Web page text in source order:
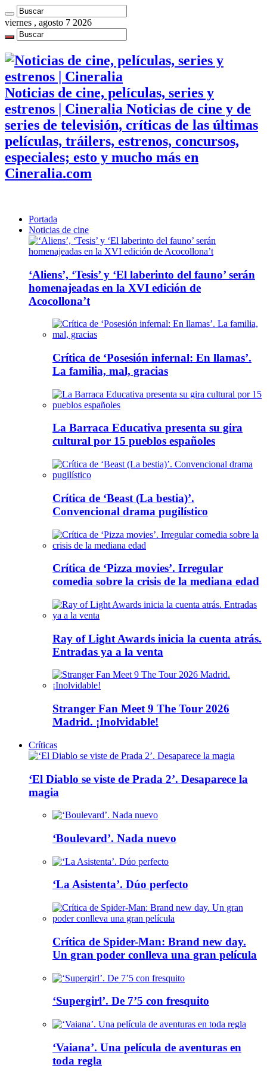
viernes , agosto 7 2026
Noticias de cine, películas, series y
estrenos | Cineralia Noticias de cine y de
series de televisión, críticas de las últimas
películas, tráilers, estrenos, concursos,
especiales; esto y mucho más en
Cineralia.com
Portada
Noticias de cine
‘Aliens’, ‘Tesis’ y ‘El laberinto del fauno’ serán
homenajeadas en la XVI edición de
Acocollona’t
Crítica de ‘Posesión infernal: En llamas’.
La familia, mal, gracias
La Barraca Educativa presenta su gira
cultural por 15 pueblos españoles
Crítica de ‘Beast (La bestia)’.
Convencional drama pugilístico
Crítica de ‘Pizza movies’. Irregular
comedia sobre la crisis de la mediana edad
Ray of Light Awards inicia la cuenta atrás.
Entradas ya a la venta
Stranger Fan Meet 9 The Tour 2026
Madrid. ¡Inolvidable!
Críticas
‘El Diablo se viste de Prada 2’. Desaparece la
magia
‘Boulevard’. Nada nuevo
‘La Asistenta’. Dúo perfecto
Crítica de Spider-Man: Brand new day.
Un gran poder conlleva una gran película
‘Supergirl’. De 7’5 con fresquito
‘Vaiana’. Una película de aventuras en
toda regla